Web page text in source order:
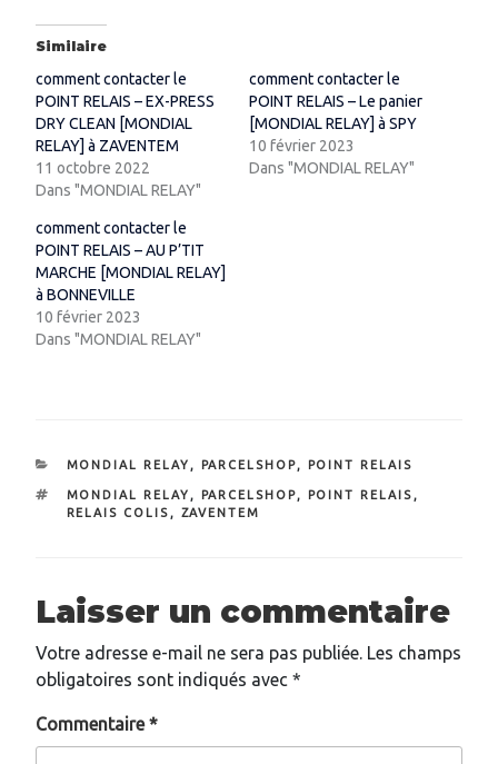
Similaire
comment contacter le
POINT RELAIS – EX-PRESS
DRY CLEAN [MONDIAL
RELAY] à ZAVENTEM
11 octobre 2022
Dans "MONDIAL RELAY"
comment contacter le
POINT RELAIS – Le panier
[MONDIAL RELAY] à SPY
10 février 2023
Dans "MONDIAL RELAY"
comment contacter le
POINT RELAIS – AU P’TIT
MARCHE [MONDIAL RELAY]
à BONNEVILLE
10 février 2023
Dans "MONDIAL RELAY"
CATÉGORIES
MONDIAL RELAY, PARCELSHOP, POINT RELAIS
ÉTIQUETTES
MONDIAL RELAY, PARCELSHOP, POINT RELAIS,
RELAIS COLIS, ZAVENTEM
Laisser un commentaire
Votre adresse e-mail ne sera pas publiée. Les champs
obligatoires sont indiqués avec *
Commentaire*